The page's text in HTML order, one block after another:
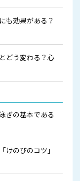
も効果がある？
どう変わる？心
ぎの基本である
けのびのコツ」